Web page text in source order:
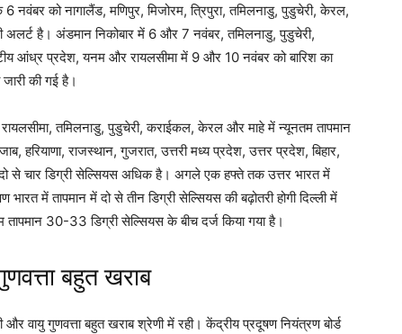
को नागालैंड, मणिपुर, मिजोरम, त्रिपुरा, तमिलनाडु, पुडुचेरी, केरल,
अलर्ट है। अंडमान निकोबार में 6 और 7 नवंबर, तमिलनाडु, पुडुचेरी,
आंध्र प्रदेश, यनम और रायलसीमा में 9 और 10 नवंबर को बारिश का
की गई है।
तमिलनाडु, पुडुचेरी, कराईकल, केरल और माहे में न्यूनतम तापमान
हरियाणा, राजस्थान, गुजरात, उत्तरी मध्य प्रदेश, उत्तर प्रदेश, बिहार,
से चार डिग्री सेल्सियस अधिक है। अगले एक हफ्ते तक उत्तर भारत में
भारत में तापमान में दो से तीन डिग्री सेल्सियस की बढ़ोतरी होगी दिल्ली में
30-33 डिग्री सेल्सियस के बीच दर्ज किया गया है।
बहुत खराब
वायु गुणवत्ता बहुत खराब श्रेणी में रही। केंद्रीय प्रदूषण नियंत्रण बोर्ड